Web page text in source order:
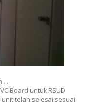
...
Board untuk RSUD
telah selesai sesuai